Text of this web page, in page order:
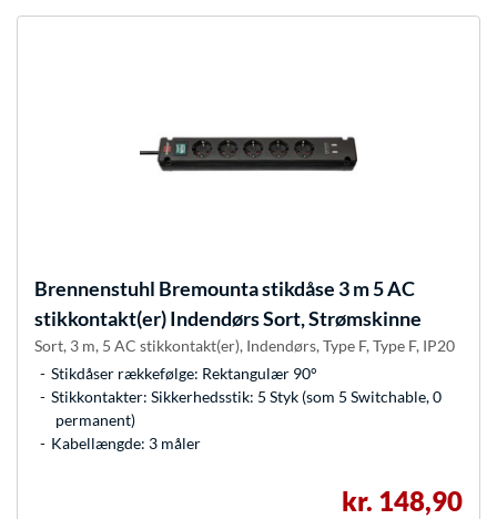
Brennenstuhl Bremounta stikdåse 3 m 5 AC
stikkontakt(er) Indendørs Sort, Strømskinne
Sort, 3 m, 5 AC stikkontakt(er), Indendørs, Type F, Type F, IP20
Stikdåser rækkefølge: Rektangulær 90°
Stikkontakter: Sikkerhedsstik: 5 Styk (som 5 Switchable, 0
permanent)
Kabellængde: 3 måler
kr. 148,90